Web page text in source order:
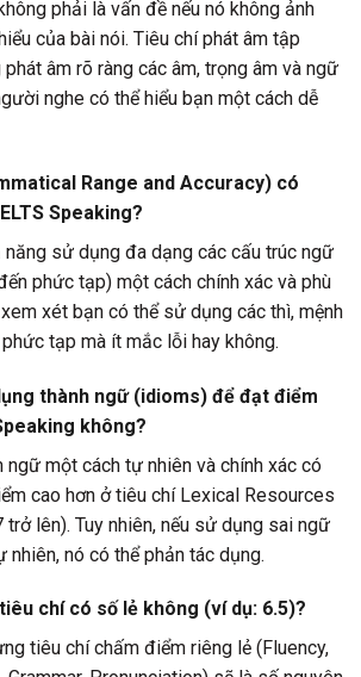
phải là vấn đề nếu nó không ảnh
của bài nói. Tiêu chí phát âm tập
âm rõ ràng các âm, trọng âm và ngữ
nghe có thể hiểu bạn một cách dễ
Range and Accuracy) có
Speaking?
sử dụng đa dạng các cấu trúc ngữ
phức tạp) một cách chính xác và phù
xét bạn có thể sử dụng các thì, mệnh
tạp mà ít mắc lỗi hay không.
thành ngữ (idioms) để đạt điểm
không?
ngữ một cách tự nhiên và chính xác có
cao hơn ở tiêu chí Lexical Resources
lên). Tuy nhiên, nếu sử dụng sai ngữ
nhiên, nó có thể phản tác dụng.
chí có số lẻ không (ví dụ: 6.5)?
tiêu chí chấm điểm riêng lẻ (Fluency,